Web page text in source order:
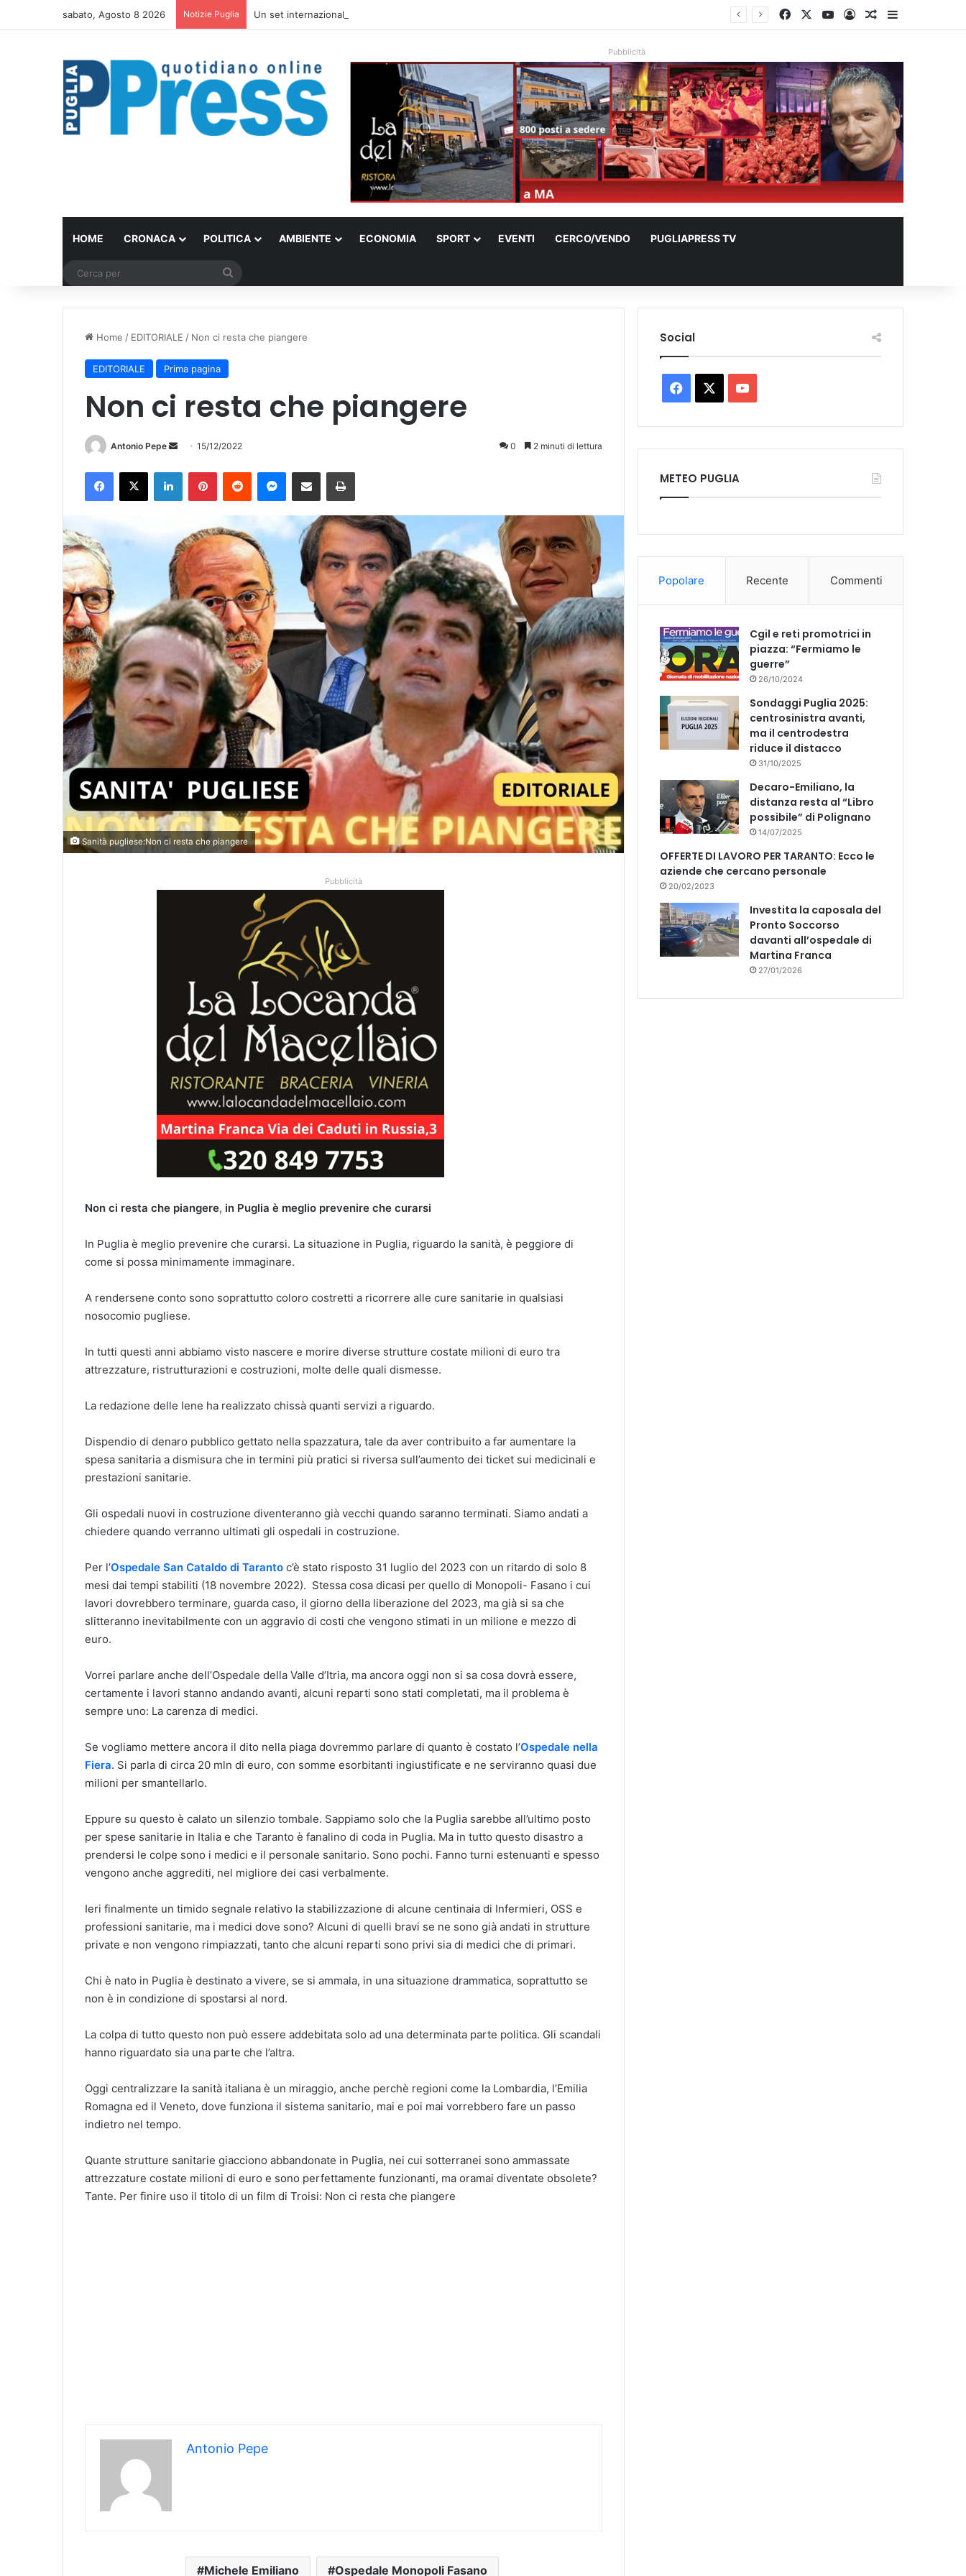
sabato, Agosto 8 2026 Notizie Puglia Un set internazionale arriva sulla costa di Mattinata: scattano i divieti alla Baia dei Faraglioni FacebookYou Tube
AccediUn articolo a
Barra
Pubblicità
HOME CRONACA POLITICA AMBIENTE ECONOMIA SPORT EVENTI CERCO/VENDO PUGLIAPRESS TV
Home / EDITORIALE / Non ci resta che piangere
EDITORIALE Prima pagina
Non ci resta che piangere
Antonio Pepe
Invia 15/12/2022 0 2 minuti di lettura
Facebook
X LinkedInPinterestReddit Messenger
Condividi via mail Stampa
Sanità pugliese:Non ci resta che piangere
Pubblicità
Non ci resta che piangere, in Puglia è meglio prevenire che curarsi
In Puglia è meglio prevenire che curarsi. La situazione in Puglia, riguardo la sanità, è peggiore di
come si possa minimamente immaginare.
A rendersene conto sono soprattutto coloro costretti a ricorrere alle cure sanitarie in qualsiasi
nosocomio pugliese.
In tutti questi anni abbiamo visto nascere e morire diverse strutture costate milioni di euro tra
attrezzature, ristrutturazioni e costruzioni, molte delle quali dismesse.
La redazione delle Iene ha realizzato chissà quanti servizi a riguardo.
Dispendio di denaro pubblico gettato nella spazzatura, tale da aver contribuito a far aumentare la
spesa sanitaria a dismisura che in termini più pratici si riversa sull’aumento dei ticket sui medicinali e
prestazioni sanitarie.
Gli ospedali nuovi in costruzione diventeranno già vecchi quando saranno terminati. Siamo andati a
chiedere quando verranno ultimati gli ospedali in costruzione.
Per l’Ospedale San Cataldo di Taranto c’è stato risposto 31 luglio del 2023 con un ritardo di solo 8
mesi dai tempi stabiliti (18 novembre 2022). Stessa cosa dicasi per quello di Monopoli- Fasano i cui
lavori dovrebbero terminare, guarda caso, il giorno della liberazione del 2023, ma già si sa che
slitteranno inevitabilmente con un aggravio di costi che vengono stimati in un milione e mezzo di
euro.
Vorrei parlare anche dell’Ospedale della Valle d’Itria, ma ancora oggi non si sa cosa dovrà essere,
certamente i lavori stanno andando avanti, alcuni reparti sono stati completati, ma il problema è
sempre uno: La carenza di medici.
Se vogliamo mettere ancora il dito nella piaga dovremmo parlare di quanto è costato l’Ospedale nella
Fiera. Si parla di circa 20 mln di euro, con somme esorbitanti ingiustificate e ne serviranno quasi due
milioni per smantellarlo.
Eppure su questo è calato un silenzio tombale. Sappiamo solo che la Puglia sarebbe all’ultimo posto
per spese sanitarie in Italia e che Taranto è fanalino di coda in Puglia. Ma in tutto questo disastro a
prendersi le colpe sono i medici e il personale sanitario. Sono pochi. Fanno turni estenuanti e spesso
vengono anche aggrediti, nel migliore dei casi verbalmente.
Ieri finalmente un timido segnale relativo la stabilizzazione di alcune centinaia di Infermieri, OSS e
professioni sanitarie, ma i medici dove sono? Alcuni di quelli bravi se ne sono già andati in strutture
private e non vengono rimpiazzati, tanto che alcuni reparti sono privi sia di medici che di primari.
Chi è nato in Puglia è destinato a vivere, se si ammala, in una situazione drammatica, soprattutto se
non è in condizione di spostarsi al nord.
La colpa di tutto questo non può essere addebitata solo ad una determinata parte politica. Gli scandali
hanno riguardato sia una parte che l’altra.
Oggi centralizzare la sanità italiana è un miraggio, anche perchè regioni come la Lombardia, l’Emilia
Romagna ed il Veneto, dove funziona il sistema sanitario, mai e poi mai vorrebbero fare un passo
indietro nel tempo.
Quante strutture sanitarie giacciono abbandonate in Puglia, nei cui sotterranei sono ammassate
attrezzature costate milioni di euro e sono perfettamente funzionanti, ma oramai diventate obsolete?
Tante. Per finire uso il titolo di un film di Troisi: Non ci resta che piangere
Antonio Pepe
Michele Emiliano Ospedale Monopoli Fasano
Social
Facebook You
METEO PUGLIA
Popolare Recente Commenti
Cgil e reti promotrici in
piazza: “Fermiamo le
guerre”
26/10/2024
Sondaggi Puglia 2025:
centrosinistra avanti,
ma il centrodestra
riduce il distacco
31/10/2025
Decaro-Emiliano, la
distanza resta al “Libro
possibile” di Polignano
14/07/2025
OFFERTE DI LAVORO PER TARANTO: Ecco le
aziende che cercano personale
20/02/2023
Investita la caposala del
Pronto Soccorso
davanti all’ospedale di
Martina Franca
27/01/2026